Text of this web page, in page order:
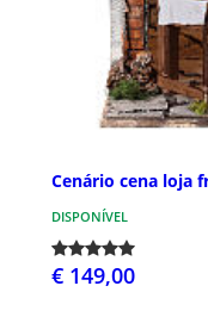
Cenário cena loja
DISPONÍVEL
€ 149,00